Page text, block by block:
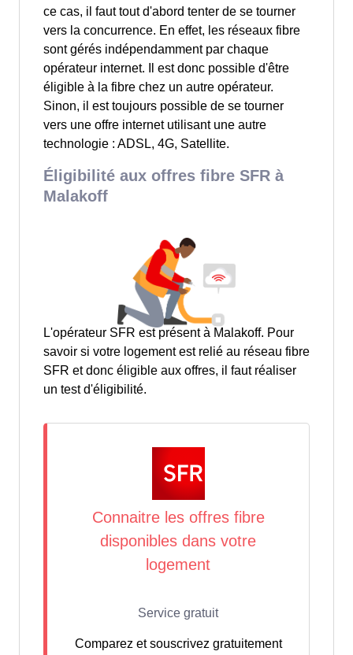
ce cas, il faut tout d'abord tenter de se tourner
vers la concurrence. En effet, les réseaux fibre
sont gérés indépendamment par chaque
opérateur internet. Il est donc possible d'être
éligible à la fibre chez un autre opérateur.
Sinon, il est toujours possible de se tourner
vers une offre internet utilisant une autre
technologie : ADSL, 4G, Satellite.
Éligibilité aux offres fibre SFR à
Malakoff
L'opérateur SFR est présent à Malakoff. Pour
savoir si votre logement est relié au réseau fibre
SFR et donc éligible aux offres, il faut réaliser
un test d'éligibilité.
Comparez et souscrivez gratuitement